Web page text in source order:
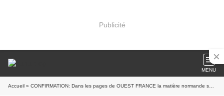
Publicité
MENU
Accueil » CONFIRMATION: Dans les pages de OUEST FRANCE la matière normande sent MAUVAIS!